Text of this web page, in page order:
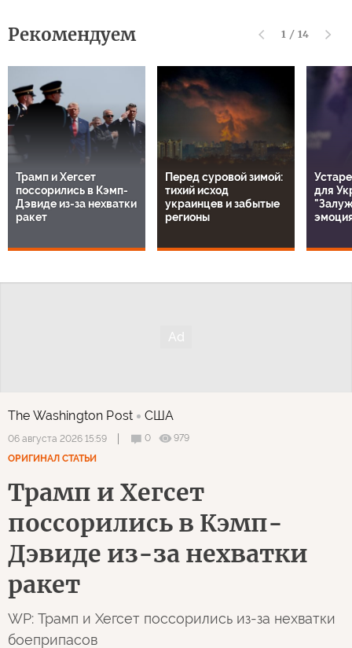
Рекомендуем 1 / 14
Трамп и Хегсет
поссорились в Кэмп-
Дэвиде из-за нехватки
ракет
Перед суровой зимой:
тихий исход
украинцев и забытые
регионы
для
The Washington Post США
06 августа 2026 15:59 0
979
ОРИГИНАЛ СТАТЬИ
Трамп и Хегсет
поссорились в Кэмп-
Дэвиде из-за нехватки
ракет
WP: Трамп и Хегсет поссорились из-за нехватки
боеприпасов